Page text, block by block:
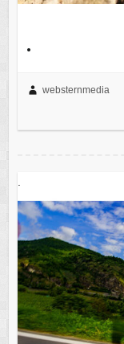
.
websternmedia
.